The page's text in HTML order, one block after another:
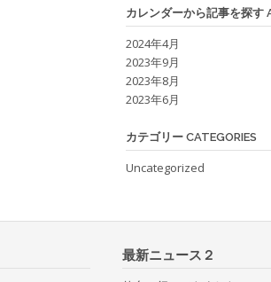
カレンダーから記事を探す
2024年4月
2023年9月
2023年8月
2023年6月
カテゴリー CATEGORIES
Uncategorized
最新ニュース２